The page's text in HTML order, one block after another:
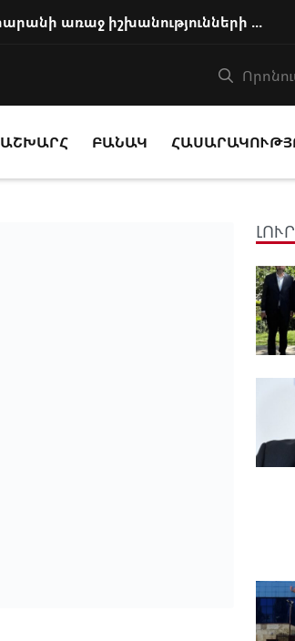
Հայ եկեղեցու առաջնորդը կկանգնի դատարանի առաջ իշխանությունների հետ խորացո...
ԱՇԽԱՐՀ ԲԱՆԱԿ